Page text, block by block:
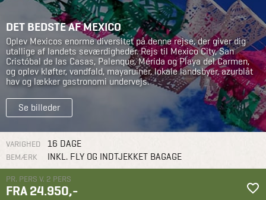
DET BEDSTE AF MEXICO
Oplev Mexicos enorme diversitet på denne rejse, der giver dig
utallige af landets seværdigheder. Rejs til Mexico City, San
Cristóbal de las Casas, Palenque, Mérida og Playa del Carmen,
og oplev kløfter, vandfald, mayaruiner, lokale landsbyer, azurblåt
hav og lækker gastronomi undervejs.
Se billeder
VARIGHED 16 DAGE
BEMÆRK INKL. FLY OG INDTJEKKET BAGAGE
PR. PERS V. 2 PERS
FRA 24.950,-